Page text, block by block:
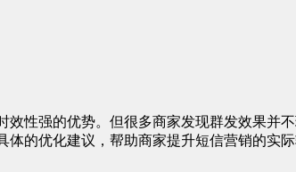
性强的优势。但很多商家发现群发效果并
的优化建议，帮助商家提升短信营销的实际